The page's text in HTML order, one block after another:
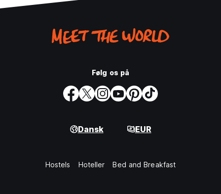
Følg os på
Dansk EUR
Hostels Hoteller Bed and Breakfast